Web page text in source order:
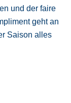
und der faire
geht an
Saison alles